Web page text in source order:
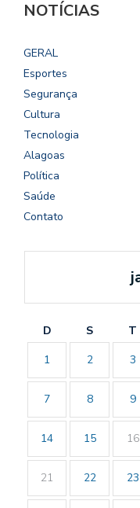
NOTÍCIAS
GERAL
Esportes
Segurança
Cultura
Tecnologia
Alagoas
Política
Saúde
Contato
D S T
1
2 3
7 8 9
14 15 16
21 22 23